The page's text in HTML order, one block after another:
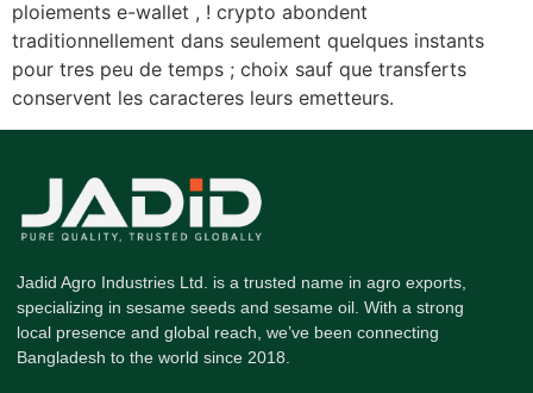
ploiements e-wallet , ! crypto abondent
traditionnellement dans seulement quelques instants
pour tres peu de temps ; choix sauf que transferts
conservent les caracteres leurs emetteurs.
Jadid Agro Industries Ltd. is a trusted name in agro exports,
specializing in sesame seeds and sesame oil. With a strong
local presence and global reach, we’ve been connecting
Bangladesh to the world since 2018.